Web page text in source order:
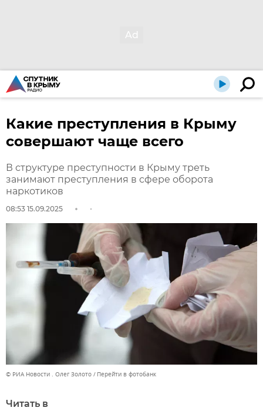
Какие преступления в Крыму
совершают чаще всего
В структуре преступности в Крыму треть
занимают преступления в сфере оборота
наркотиков
08:53 15.09.2025
© РИА Новости . Олег Золото Перейти в фотобанк
Читать в